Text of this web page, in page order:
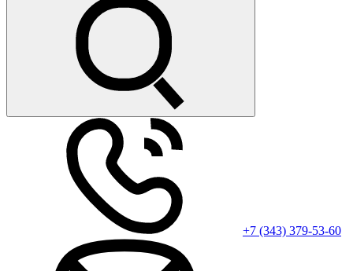
+7 (343) 379-53-60